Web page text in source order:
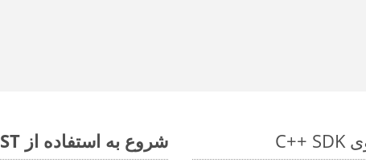
شروع به استفاده از Aspose.Total REST برای OTT to JSON کنید